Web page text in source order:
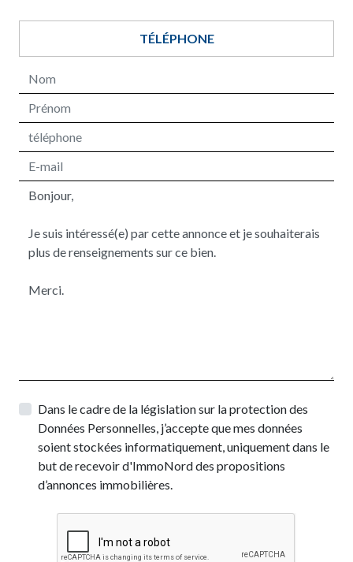
TÉLÉPHONE
Dans le cadre de la législation sur la protection des
Données Personnelles, j’accepte que mes données
soient stockées informatiquement, uniquement dans le
but de recevoir d'ImmoNord des propositions
d’annonces immobilières.